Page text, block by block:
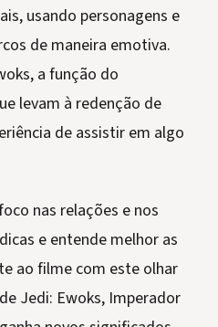
usando personagens e
de maneira emotiva.
a função do
levam à redenção de
de assistir em algo
nas relações e nos
e entende melhor as
ao filme com este olhar
Jedi: Ewoks, Imperador